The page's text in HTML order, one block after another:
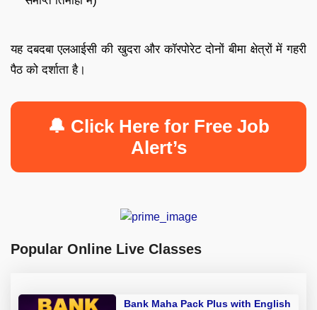
यह दबदबा एलआईसी की खुदरा और कॉरपोरेट दोनों बीमा क्षेत्रों में गहरी
पैठ को दर्शाता है।
🔔 Click Here for Free Job
Alert’s
Popular Online Live Classes
Bank Maha Pack Plus with English